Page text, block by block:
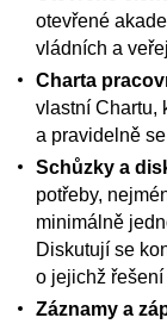
otevřené
vládních a
Charta
vlastní Chartu,
a pravidelně
Schůzky a
potřeby,
minimálně
Diskutují se
o jejichž
Záznamy a